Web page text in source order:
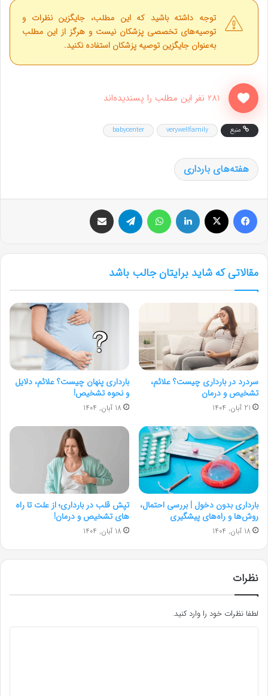
توجه داشته باشید که این مطلب، جایگزین نظرات و
توصیه‌های تخصصی پزشکان نیست و هرگز از این مطلب
به‌عنوان جایگزین توصیه پزشکان استفاده نکنید.
281 نفر این مطلب را پسندیده‌اند
منبع verywellfamily
babycenter
هفته‌های بارداری
مقالاتی که شاید برایتان جالب باشد
سردرد در بارداری چیست؟ علائم،
تشخیص و درمان
21 آبان, 1404
بارداری پنهان چیست؟ علائم، دلایل
و نحوه تشخیص!
18 آبان, 1404
بارداری بدون دخول | بررسی احتمال،
روش‌ها و راه‌های پیشگیری
18 آبان, 1404
تپش قلب در بارداری؛ از علت تا راه
های تشخیص و درمان!
18 آبان, 1404
نظرات
لطفا نظرات خود را وارد کنید.